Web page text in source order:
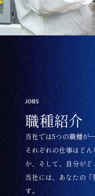
JOBS
職種紹介
当社では5つの職種が
それぞれの仕事はど
か、そして、自分がど
当社には、あなたの
す。